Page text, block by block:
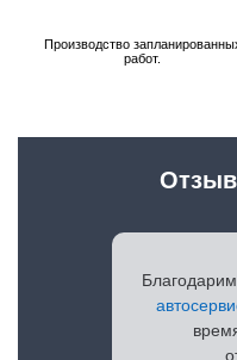
Производство
работ.